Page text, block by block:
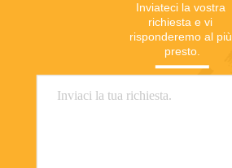
Inviateci la vostra
richiesta e vi
risponderemo al più
presto.